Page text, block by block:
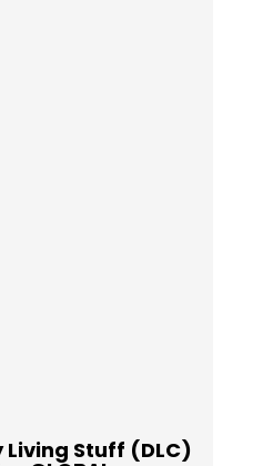
Living Stuff (DLC)